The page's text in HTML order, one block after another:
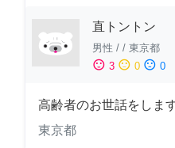
直トントン
男性 / / 東京都
sentiment_satisfied 3 sentiment_neutral 0 sentiment_dissatisfied 0
高齢者のお世話をしま
東京都